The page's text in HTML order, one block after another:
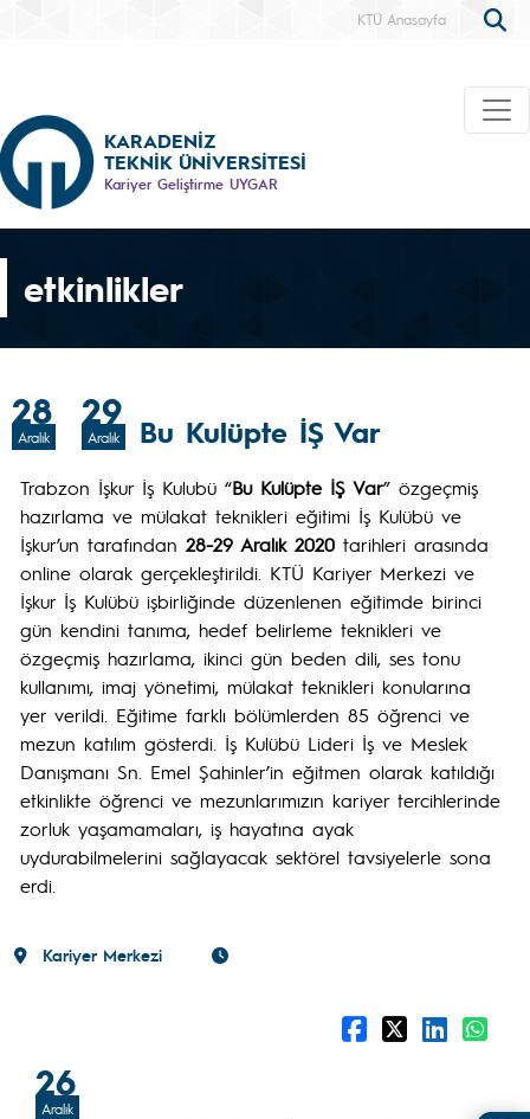
KTÜ Anasayfa
KARADENİZ
TEKNİK ÜNİVERSİTESİ
Kariyer Geliştirme UYGAR
etkinlikler
28
Aralık
29
Aralık Bu Kulüpte İŞ Var
Trabzon İşkur İş Kulubü “Bu Kulüpte İŞ Var” özgeçmiş
hazırlama ve mülakat teknikleri eğitimi İş Kulübü ve
İşkur’un tarafından 28-29 Aralık 2020 tarihleri arasında
online olarak gerçekleştirildi. KTÜ Kariyer Merkezi ve
İşkur İş Kulübü işbirliğinde düzenlenen eğitimde birinci
gün kendini tanıma, hedef belirleme teknikleri ve
özgeçmiş hazırlama, ikinci gün beden dili, ses tonu
kullanımı, imaj yönetimi, mülakat teknikleri konularına
yer verildi. Eğitime farklı bölümlerden 85 öğrenci ve
mezun katılım gösterdi. İş Kulübü Lideri İş ve Meslek
Danışmanı Sn. Emel Şahinler’in eğitmen olarak katıldığı
etkinlikte öğrenci ve mezunlarımızın kariyer tercihlerinde
zorluk yaşamamaları, iş hayatına ayak
uydurabilmelerini sağlayacak sektörel tavsiyelerle sona
erdi.
Kariyer Merkezi
26
Aralık